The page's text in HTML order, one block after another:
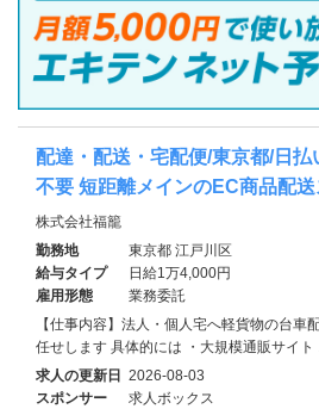
配達・配送・宅配便/東京都/日
不要 短距離メインのEC商品配
株式会社福籠
勤務地
東京都 江戸川区
給与タイプ
日給1万4,000円
雇用形態
業務委託
【仕事内容】法人・個人宅へ軽貨物の台車
任せします 具体的には ・大規模通販サイ
求人の更新日 2026-08-03
スポンサー
求人ボックス